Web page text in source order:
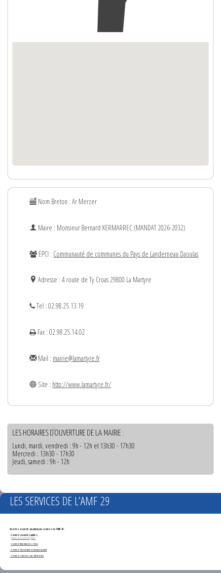
Nom Breton : Ar Merzer
Maire : Monsieur Bernard KERMARREC (MANDAT 2026-2032)
EPCI : Communauté de communes du Pays de Landerneau Daoulas
Adresse : 4 route de Ty Croas 29800 La Martyre
Tel : 02.98.25.13.19
Fax : 02.98.25.14.02
Mail : mairie@lamartyre.fr
Site : http://www.lamartyre.fr/
LES HORAIRES D'OUVERTURE DE LA MAIRIE :
Lundi, mardi, vendredi : 9h - 12h et 13h30 - 17h30
Mercredi : 13h30 - 17h30
Jeudi, samedi : 9h - 12h
LES SERVICES DE L’AMF 29
Accédez en un clic aux principaux services de l'AMF 29 :
- Services marchés publics :
*Annonces de marchés publics
-Service formation des élus
- Service Orientation et documentation
- Services ouverts aux adhérents